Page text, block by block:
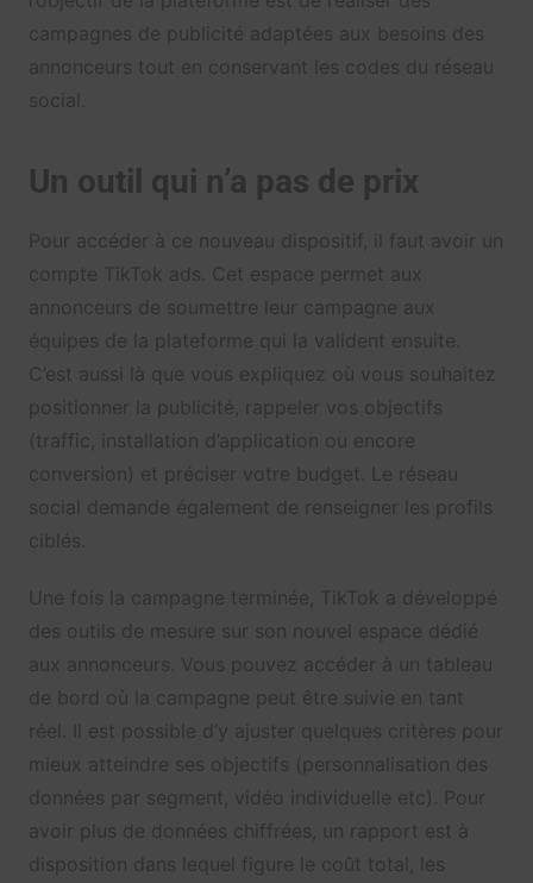
campagnes de publicité adaptées aux besoins des
annonceurs tout en conservant les codes du réseau
social.
Un outil qui n’a pas de prix
Pour accéder à ce nouveau dispositif, il faut avoir un
compte TikTok ads. Cet espace permet aux
annonceurs de soumettre leur campagne aux
équipes de la plateforme qui la valident ensuite.
C’est aussi là que vous expliquez où vous souhaitez
positionner la publicité, rappeler vos objectifs
(traffic, installation d’application ou encore
conversion) et préciser votre budget. Le réseau
social demande également de renseigner les profils
ciblés.
Une fois la campagne terminée, TikTok a développé
des outils de mesure sur son nouvel espace dédié
aux annonceurs. Vous pouvez accéder à un tableau
de bord où la campagne peut être suivie en tant
réel. Il est possible d’y ajuster quelques critères pour
mieux atteindre ses objectifs (personnalisation des
données par segment, vidéo individuelle etc). Pour
avoir plus de données chiffrées, un rapport est à
disposition dans lequel figure le coût total, les